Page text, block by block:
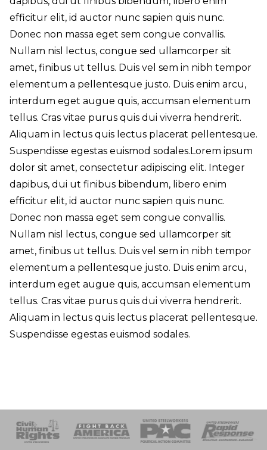
efficitur elit, id auctor nunc sapien quis nunc.
Donec non massa eget sem congue convallis.
Nullam nisl lectus, congue sed ullamcorper sit
amet, finibus ut tellus. Duis vel sem in nibh tempor
elementum a pellentesque justo. Duis enim arcu,
interdum eget augue quis, accumsan elementum
tellus. Cras vitae purus quis dui viverra hendrerit.
Aliquam in lectus quis lectus placerat pellentesque.
Suspendisse egestas euismod sodales.Lorem ipsum
dolor sit amet, consectetur adipiscing elit. Integer
dapibus, dui ut finibus bibendum, libero enim
efficitur elit, id auctor nunc sapien quis nunc.
Donec non massa eget sem congue convallis.
Nullam nisl lectus, congue sed ullamcorper sit
amet, finibus ut tellus. Duis vel sem in nibh tempor
elementum a pellentesque justo. Duis enim arcu,
interdum eget augue quis, accumsan elementum
tellus. Cras vitae purus quis dui viverra hendrerit.
Aliquam in lectus quis lectus placerat pellentesque.
Suspendisse egestas euismod sodales.